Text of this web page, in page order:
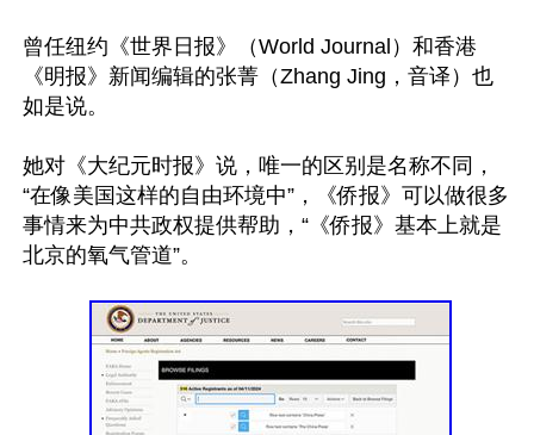
曾任纽约《世界日报》（World Journal）和香港
《明报》新闻编辑的张菁（Zhang Jing，音译）也
如是说。
她对《大纪元时报》说，唯一的区别是名称不同，
“在像美国这样的自由环境中”，《侨报》可以做很多
事情来为中共政权提供帮助，“《侨报》基本上就是
北京的氧气管道”。